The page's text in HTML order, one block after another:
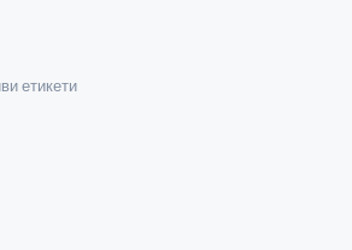
етикети